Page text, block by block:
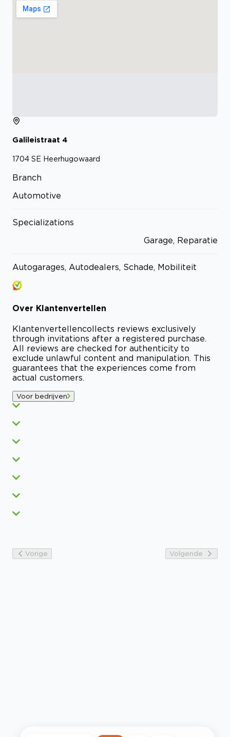
Galileistraat 4
1704 SE Heerhugowaard
Branch
Automotive
Specializations
Garage, Reparatie
Autogarages, Autodealers, Schade, Mobiliteit
Over Klantenvertellen
Klantenvertellencollects reviews exclusively
through invitations after a registered purchase.
All reviews are checked for authenticity to
exclude unlawful content and manipulation. This
guarantees that the experiences come from
actual customers.
Voor bedrijven
Vorige Volgende